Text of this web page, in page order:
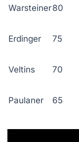
Warsteiner80
Erdinger 75
Veltins 70
Paulaner 65